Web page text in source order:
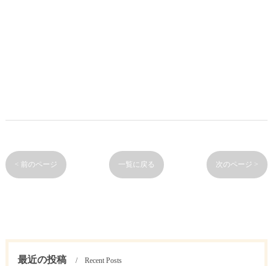
< 前のページ 一覧に戻る 次のページ >
最近の投稿 Recent Posts